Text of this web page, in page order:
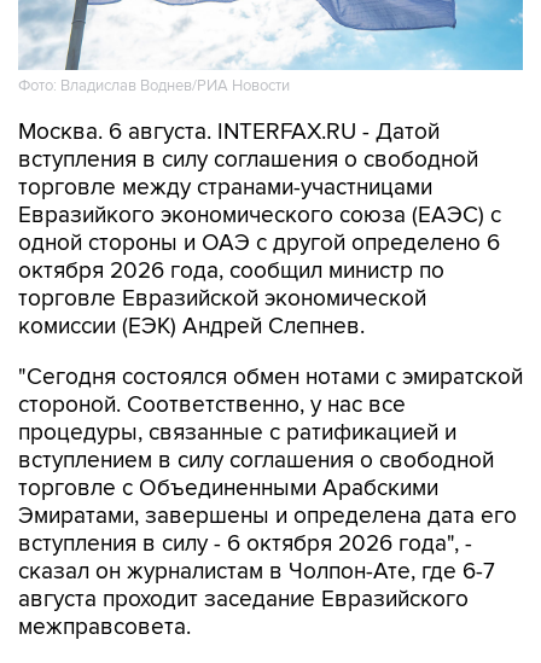
Фото: Владислав Воднев/РИА Новости
Москва. 6 августа. INTERFAX.RU - Датой
вступления в силу соглашения о свободной
торговле между странами-участницами
Евразийкого экономического союза (ЕАЭС) с
одной стороны и ОАЭ с другой определено 6
октября 2026 года, сообщил министр по
торговле Евразийской экономической
комиссии (ЕЭК) Андрей Слепнев.
"Сегодня состоялся обмен нотами с эмиратской
стороной. Соответственно, у нас все
процедуры, связанные с ратификацией и
вступлением в силу соглашения о свободной
торговле с Объединенными Арабскими
Эмиратами, завершены и определена дата его
вступления в силу - 6 октября 2026 года", -
сказал он журналистам в Чолпон-Ате, где 6-7
августа проходит заседание Евразийского
межправсовета.